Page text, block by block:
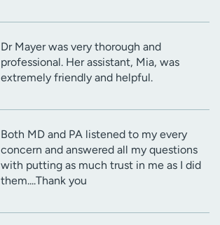
Dr Mayer was very thorough and
professional. Her assistant, Mia, was
extremely friendly and helpful.
Both MD and PA listened to my every
concern and answered all my questions
with putting as much trust in me as I did
them....Thank you